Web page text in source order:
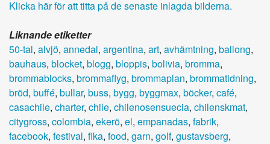
Klicka här för att titta på de senaste inlagda bilderna.
Liknande etiketter
50-tal, alvjö, annedal, argentina, art, avhämtning, ballong,
bauhaus, blocket, blogg, bloppis, bolivia, bromma,
brommablocks, brommaflyg, brommaplan, brommatidning,
bröd, buffé, bullar, buss, bygg, byggmax, böcker, café,
casachile, charter, chile, chilenosensuecia, chilenskmat,
citygross, colombia, ekerö, el, empanadas, fabrik,
facebook, festival, fika, food, garn, golf, gustavsberg,